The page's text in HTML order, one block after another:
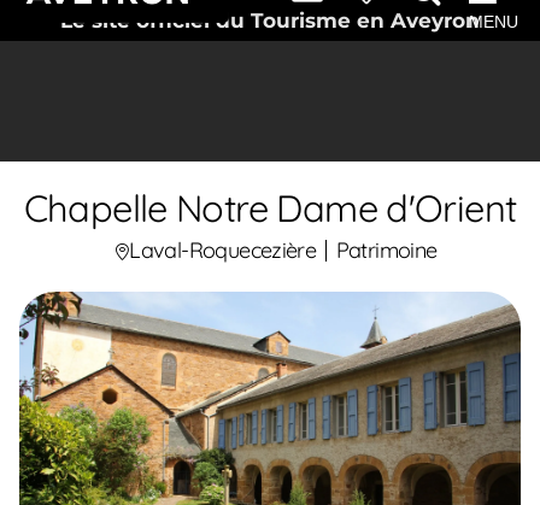
Le site officiel du Tourisme en AveyronMENU
Chapelle Notre Dame d'Orient
Laval-Roquecezière Patrimoine